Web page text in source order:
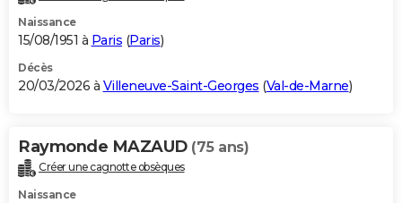
Naissance
15/08/1951 à Paris (Paris)
Décès
20/03/2026 à Villeneuve-Saint-Georges (Val-de-Marne)
Raymonde MAZAUD (75 ans)
Créer une cagnotte obsèques
Naissance